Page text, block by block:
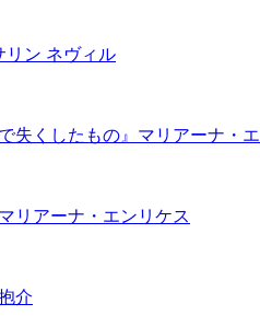
リン ネヴィル
失くしたもの』マリアーナ・
リアーナ・エンリケス
介